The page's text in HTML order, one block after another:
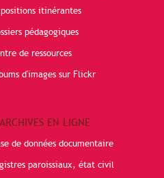
itinérantes
pédagogiques
de ressources
d'images sur Flickr
EN LIGNE
de données documentaire
paroissiaux, état civil